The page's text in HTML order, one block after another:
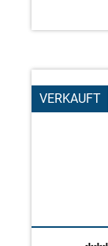
VERKAUFT